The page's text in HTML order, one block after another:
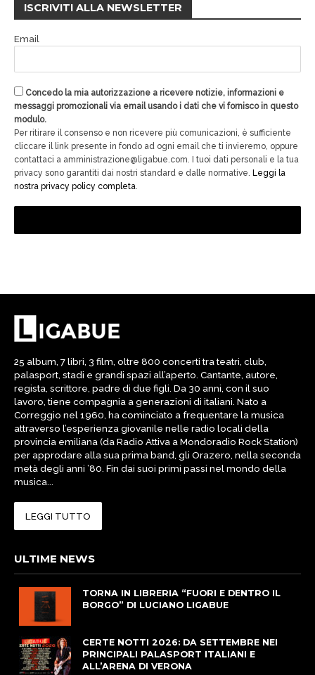
ISCRIVITI ALLA NEWSLETTER
Email
Concedo la mia autorizzazione a ricevere notizie, informazioni e
messaggi promozionali via email usando i dati che vi fornisco in questo
modulo.
Per ritirare il consenso e non ricevere più comunicazioni, è sufficiente
cliccare il link presente in fondo ad ogni email che ti invieremo, oppure
contattaci a amministrazione@ligabue.com. I tuoi dati personali e la tua
privacy sono garantiti dai nostri standard e dalle normative. Leggi la
nostra privacy policy completa
25 album, 7 libri, 3 film, oltre 800 concerti tra teatri, club,
palasport, stadi e grandi spazi all’aperto. Cantante, autore,
regista, scrittore, padre di due figli. Da 30 anni, con il suo
lavoro, tiene compagnia a generazioni di italiani. Nato a
Correggio nel 1960, ha cominciato a frequentare la musica
attraverso l’esperienza giovanile nelle radio locali della
provincia emiliana (da Radio Attiva a Mondoradio Rock Station)
per approdare alla sua prima band, gli Orazero, nella seconda
metà degli anni ’80. Fin dai suoi primi passi nel mondo della
musica...
LEGGI TUTTO
ULTIME NEWS
TORNA IN LIBRERIA “FUORI E DENTRO IL
BORGO” DI LUCIANO LIGABUE
CERTE NOTTI 2026: DA SETTEMBRE NEI
PRINCIPALI PALASPORT ITALIANI E
ALL’ARENA DI VERONA